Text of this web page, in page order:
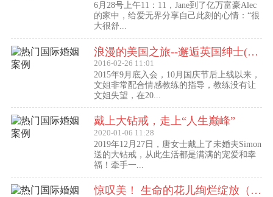
6月28号上午11：11，Jane到了亿万富豪Alec
的家中，给爱无界分享自己此刻的心情：“很
大很舒...
浪漫的美国之旅--邂逅英国绅士(文姐与Kent的见面动态）
2016-02-26 11:01
2015年9月底入会，10月国庆节后上线以来，
文姐非常配合情感教练的指导，教练没有让
文姐失望，在20...
戴上大钻戒，走上“人生巅峰”
2020-01-06 11:28
2019年12月27日，唐女士戴上了未婚夫Simon
送的大钻戒，从此生活都是满满的宠爱和幸
福！牵手一...
惊叹美！ 生命的花儿绚烂绽放（47岁的Lily结婚啦！）